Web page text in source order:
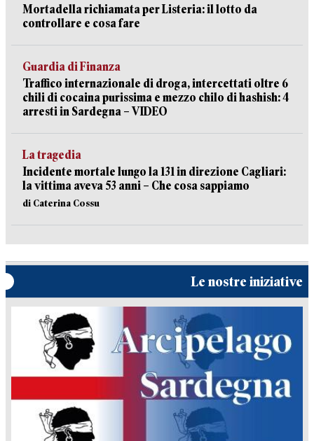
Mortadella richiamata per Listeria: il lotto da
controllare e cosa fare
Guardia di Finanza
Traffico internazionale di droga, intercettati oltre 6
chili di cocaina purissima e mezzo chilo di hashish: 4
arresti in Sardegna – VIDEO
La tragedia
Incidente mortale lungo la 131 in direzione Cagliari:
la vittima aveva 53 anni – Che cosa sappiamo
di Caterina Cossu
Le nostre iniziative